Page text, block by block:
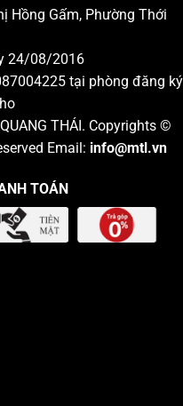
Hồng Gấm, Phường Thới
24/08/2016
tại phòng đăng ký
THÁI. Copyrights ©
Email: info@mtl.vn
TOÁN